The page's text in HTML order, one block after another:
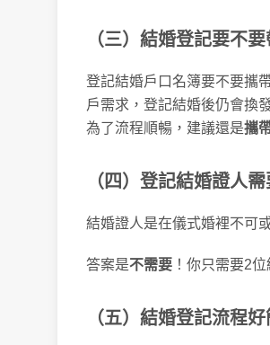
（三）結婚登記要不
登記結婚戶口名簿要不要攜
戶需求，登記結婚後仍會換
為了流程順暢，建議還是攜
（四）登記結婚證人
結婚證人是在儀式婚裡不可
答案是不需要 ！你只需要2
（五）結婚登記流程